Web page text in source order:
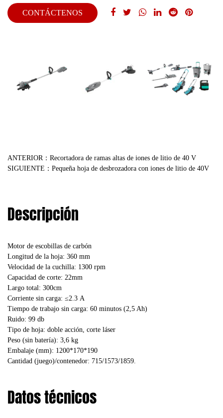
CONTÁCTENOS
ANTERIOR：Recortadora de ramas altas de iones de litio de 40 V
SIGUIENTE：Pequeña hoja de desbrozadora con iones de litio de 40V
Descripción
Motor de escobillas de carbón
Longitud de la hoja: 360 mm
Velocidad de la cuchilla: 1300 rpm
Capacidad de corte: 22mm
Largo total: 300cm
Corriente sin carga: ≤2.3 A
Tiempo de trabajo sin carga: 60 minutos (2,5 Ah)
Ruido: 99 db
Tipo de hoja: doble acción, corte láser
Peso (sin batería): 3,6 kg
Embalaje (mm): 1200*170*190
Cantidad (juego)/contenedor: 715/1573/1859.
Datos técnicos